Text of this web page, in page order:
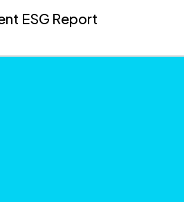
ESG Report